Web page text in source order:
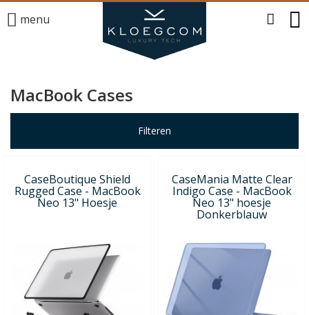
menu
MacBook Cases
Filteren
CaseBoutique Shield
Rugged Case - MacBook
Neo 13" Hoesje
CaseMania Matte Clear
Indigo Case - MacBook
Neo 13" hoesje
Donkerblauw